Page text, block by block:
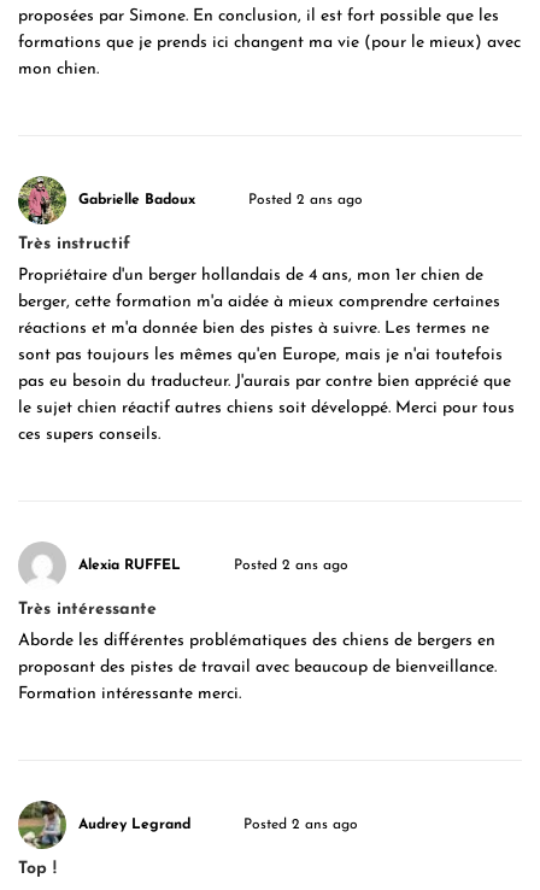
proposées par Simone. En conclusion, il est fort possible que les
formations que je prends ici changent ma vie (pour le mieux) avec
mon chien.
Gabrielle Badoux Posted 2 ans ago
Très instructif
Propriétaire d'un berger hollandais de 4 ans, mon 1er chien de
berger, cette formation m'a aidée à mieux comprendre certaines
réactions et m'a donnée bien des pistes à suivre. Les termes ne
sont pas toujours les mêmes qu'en Europe, mais je n'ai toutefois
pas eu besoin du traducteur. J'aurais par contre bien apprécié que
le sujet chien réactif autres chiens soit développé. Merci pour tous
ces supers conseils.
Alexia RUFFEL Posted 2 ans ago
Très intéressante
Aborde les différentes problématiques des chiens de bergers en
proposant des pistes de travail avec beaucoup de bienveillance.
Formation intéressante merci.
Audrey Legrand Posted 2 ans ago
Top !